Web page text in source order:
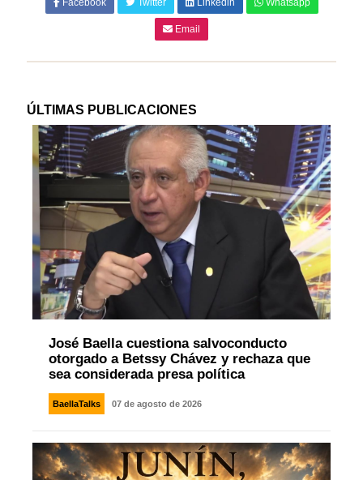
Email
ÚLTIMAS PUBLICACIONES
José Baella cuestiona salvoconducto
otorgado a Betssy Chávez y rechaza que
sea considerada presa política
BaellaTalks 07 de agosto de 2026